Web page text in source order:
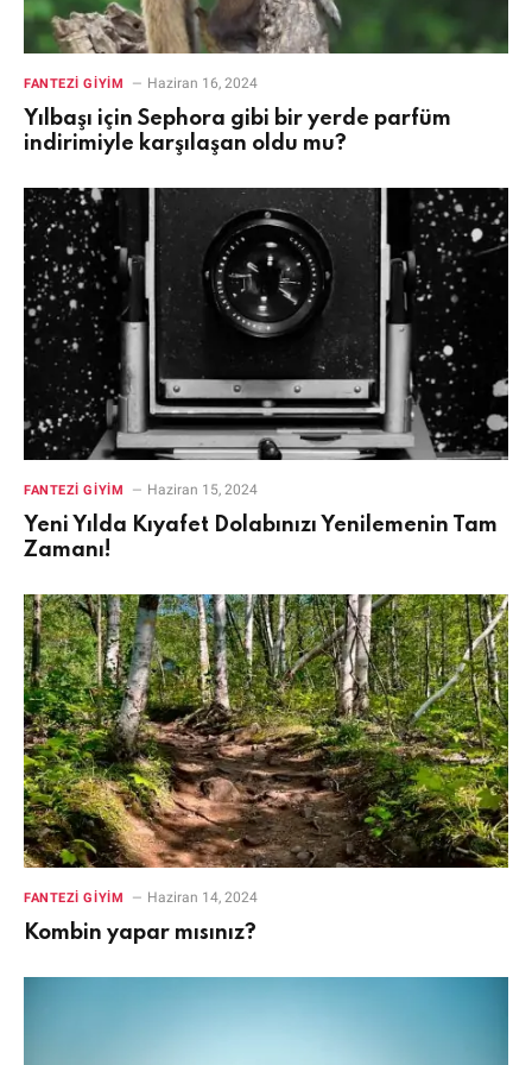
FANTEZI GIYIM Haziran 16, 2024
Yılbaşı için Sephora gibi bir yerde parfüm
indirimiyle karşılaşan oldu mu?
FANTEZI GIYIM Haziran 15, 2024
Yeni Yılda Kıyafet Dolabınızı Yenilemenin Tam
Zamanı!
FANTEZI GIYIM Haziran 14, 2024
Kombin yapar mısınız?